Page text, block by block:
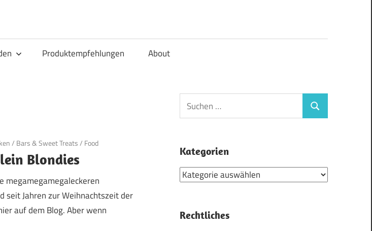
Produktempfehlungen About
/ Bars & Sweet Treats/ Food
Blondies
megamegamegaleckeren
seit Jahren zur Weihnachtszeit der
auf dem Blog. Aber wenn
Suchen
nach:
Suchen
Kategorien
Kategorien
Rechtliches